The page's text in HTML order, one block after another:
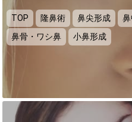
TOP 隆鼻術 鼻尖形成
鼻骨・ワシ鼻
小鼻形成